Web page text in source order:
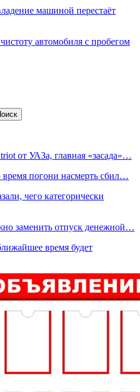
машиной перестаёт
автомобиля с пробегом
от УАЗа, главная «засада»…
время погони насмерть сбил…
чего категорически
заменить отпуск денежной…
время будет